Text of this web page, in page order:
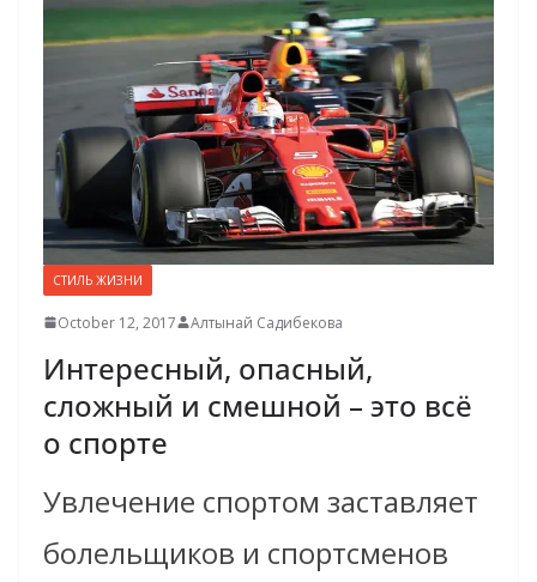
СТИЛЬ ЖИЗНИ
October 12, 2017 Алтынай Садибекова
Интересный, опасный,
сложный и смешной – это всё
о спорте
Увлечение спортом заставляет
болельщиков и спортсменов